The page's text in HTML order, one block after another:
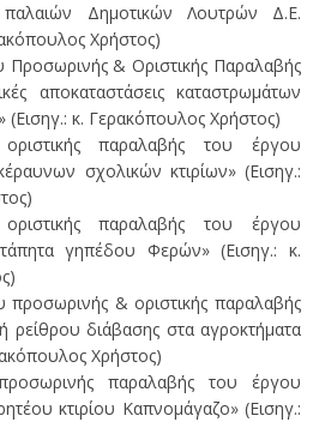
παλαιών Δημοτικών Λουτρών Δ.Ε.
Χρήστος)
& Οριστικής Παραλαβής
αποκαταστάσεις καταστρωμάτων
κ. Γερακόπουλος Χρήστος)
παραλαβής του έργου
σχολικών κτιρίων» (Εισηγ.:
παραλαβής του έργου
γηπέδου Φερών» (Εισηγ.: κ.
& οριστικής παραλαβής
ρείθρου διάβασης στα αγροκτήματα
Χρήστος)
παραλαβής του έργου
κτιρίου Καπνομάγαζο» (Εισηγ.: